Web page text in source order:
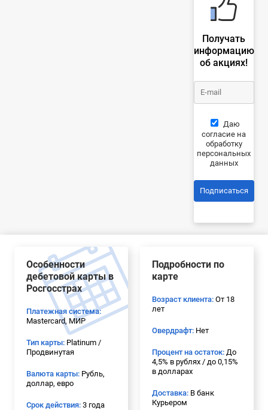
Получать
информацию
об акциях!
Даю
согласие на
обработку
персональных
данных
Подписаться
Особенности
дебетовой карты в
Росгосстрах
Платежная система:
Mastercard, МИР
Тип карты: Platinum /
Продвинутая
Валюта карты: Рубль,
доллар, евро
Срок действия: 3 года
Подробности по
карте
Возраст клиента: От 18
лет
Овердрафт: Нет
Процент на остаток: До
4,5% в рублях / до 0,15%
в долларах
Доставка: В банк
Курьером